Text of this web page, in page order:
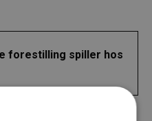
forestilling spiller hos